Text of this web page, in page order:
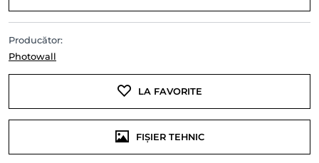
Producător:
Photowall
LA FAVORITE
FIȘIER TEHNIC